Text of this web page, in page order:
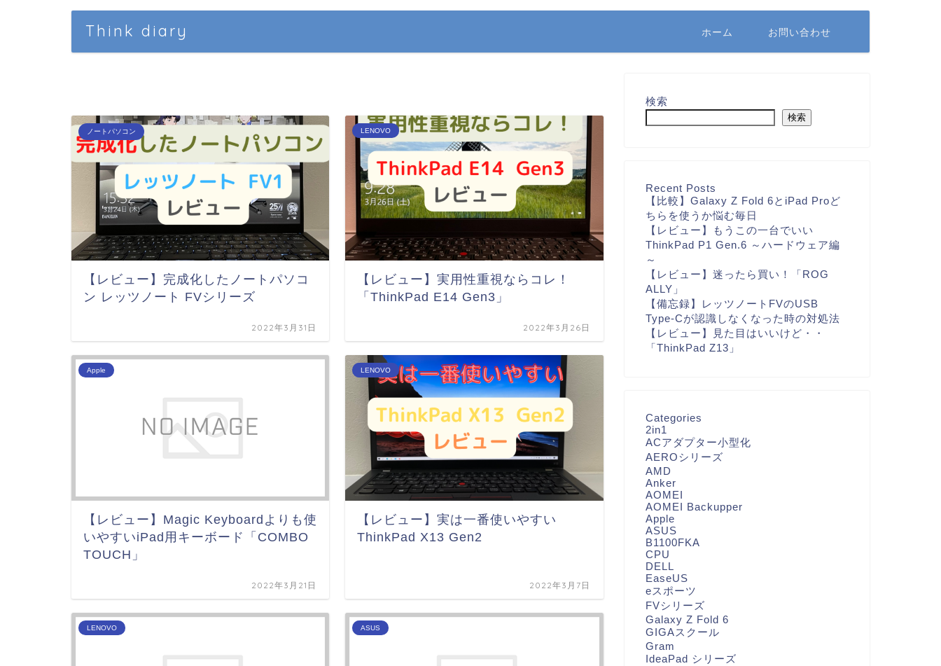
Think diary ホーム お問い合わせ
ノートパソコン
【レビュー】完成化したノートパソコ
ン レッツノート FVシリーズ
2022年3月31日
LENOVO
【レビュー】実用性重視ならコレ！
「ThinkPad E14 Gen3」
2022年3月26日
Apple
【レビュー】Magic Keyboardよりも使
いやすいiPad用キーボード「COMBO
TOUCH」
2022年3月21日
LENOVO
【レビュー】実は一番使いやすい
ThinkPad X13 Gen2
2022年3月7日
LENOVO ASUS
検索
検索
Recent Posts
【比較】Galaxy Z Fold 6とiPad Proど
ちらを使うか悩む毎日
【レビュー】もうこの一台でいい
ThinkPad P1 Gen.6 ～ハードウェア編
～
【レビュー】迷ったら買い！「ROG
ALLY」
【備忘録】レッツノートFVのUSB
Type-Cが認識しなくなった時の対処法
【レビュー】見た目はいいけど・・
「ThinkPad Z13」
Categories
2in1
ACアダプター小型化
AEROシリーズ
AMD
Anker
AOMEI
AOMEI Backupper
Apple
ASUS
B1100FKA
CPU
DELL
EaseUS
eスポーツ
FVシリーズ
Galaxy Z Fold 6
GIGAスクール
Gram
IdeaPad シリーズ